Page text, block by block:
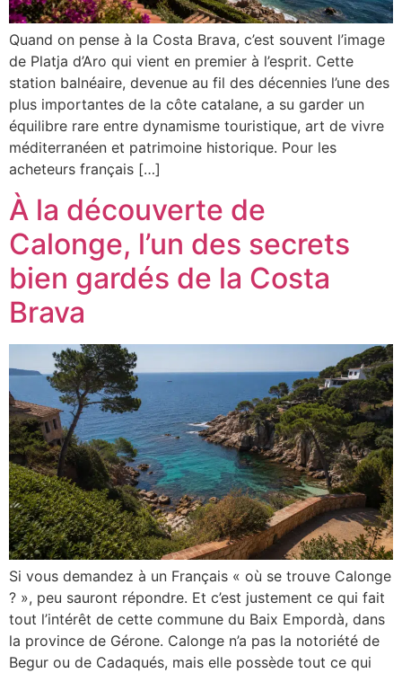
Quand on pense à la Costa Brava, c’est souvent l’image
de Platja d’Aro qui vient en premier à l’esprit. Cette
station balnéaire, devenue au fil des décennies l’une des
plus importantes de la côte catalane, a su garder un
équilibre rare entre dynamisme touristique, art de vivre
méditerranéen et patrimoine historique. Pour les
acheteurs français […]
À la découverte de
Calonge, l’un des secrets
bien gardés de la Costa
Brava
Si vous demandez à un Français « où se trouve Calonge
? », peu sauront répondre. Et c’est justement ce qui fait
tout l’intérêt de cette commune du Baix Empordà, dans
la province de Gérone. Calonge n’a pas la notoriété de
Begur ou de Cadaqués, mais elle possède tout ce qui